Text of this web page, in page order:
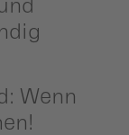
Wenn